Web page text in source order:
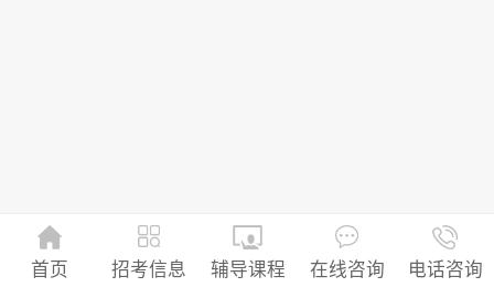
首页 招考信息 辅导课程 在线咨询 电话咨询